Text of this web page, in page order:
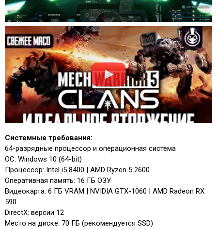
Системные требования:
64-разрядные процессор и операционная система
ОС: Windows 10 (64-bit)
Процессор: Intel i5 8400 | AMD Ryzen 5 2600
Оперативная память: 16 ГБ ОЗУ
Видеокарта: 6 ГБ VRAM | NVIDIA GTX-1060 | AMD Radeon RX
590
DirectX: версии 12
Место на диске: 70 ГБ (рекомендуется SSD)